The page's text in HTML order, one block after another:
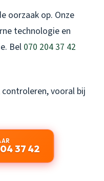
oorzaak op. Onze
technologie en
Bel 070 204 37 42
vooral bij
37 42